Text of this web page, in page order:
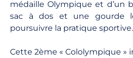
médaille Olympique et d’un
sac à dos et une gourde
poursuivre la pratique sportive.
Cette 2ème « Cololympique »